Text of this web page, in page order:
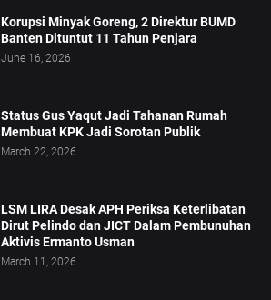
Korupsi Minyak Goreng, 2 Direktur BUMD
Banten Dituntut 11 Tahun Penjara
June 16, 2026
Status Gus Yaqut Jadi Tahanan Rumah
Membuat KPK Jadi Sorotan Publik
March 22, 2026
LSM LIRA Desak APH Periksa Keterlibatan
Dirut Pelindo dan JICT Dalam Pembunuhan
Aktivis Ermanto Usman
March 11, 2026